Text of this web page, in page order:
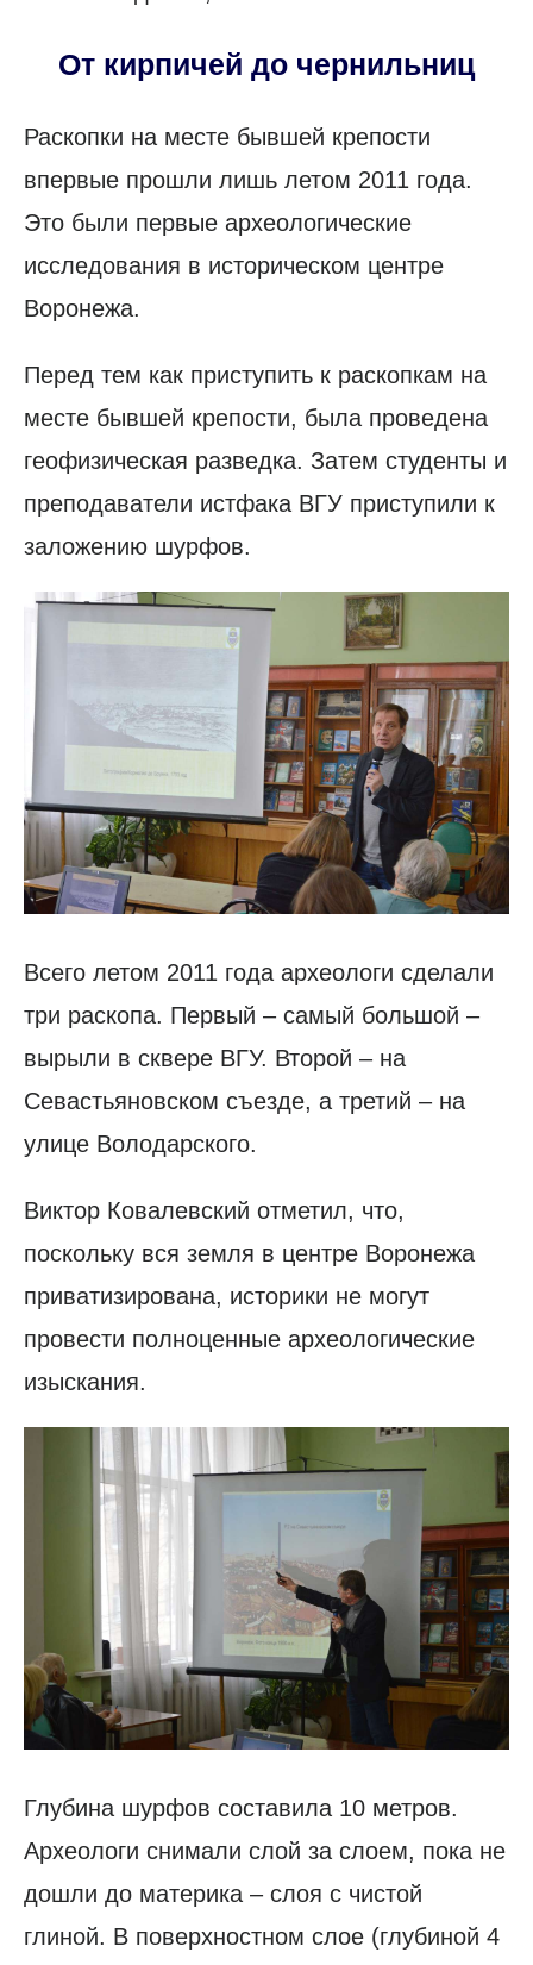
От кирпичей до чернильниц
Раскопки на месте бывшей крепости
впервые прошли лишь летом 2011 года.
Это были первые археологические
исследования в историческом центре
Воронежа.
Перед тем как приступить к раскопкам на
месте бывшей крепости, была проведена
геофизическая разведка. Затем студенты и
преподаватели истфака ВГУ приступили к
заложению шурфов.
Всего летом 2011 года археологи сделали
три раскопа. Первый – самый большой –
вырыли в сквере ВГУ. Второй – на
Севастьяновском съезде, а третий – на
улице Володарского.
Виктор Ковалевский отметил, что,
поскольку вся земля в центре Воронежа
приватизирована, историки не могут
провести полноценные археологические
изыскания.
Глубина шурфов составила 10 метров.
Археологи снимали слой за слоем, пока не
дошли до материка – слоя с чистой
глиной. В поверхностном слое (глубиной 4